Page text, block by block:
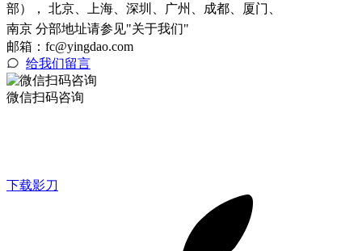
部）， 北京、上海、深圳、广州、成都、厦门、
南京 分部地址请参见"关于我们"
邮箱：fc@yingdao.com
给我们留言
微信扫码咨询
下载影刀